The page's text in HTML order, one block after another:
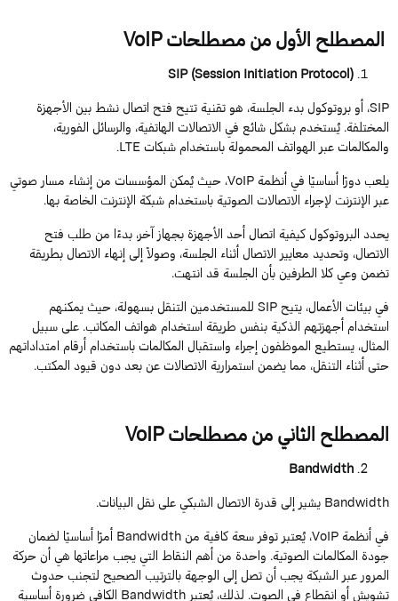
المصطلحالأولمنمصطلحاتVoIP
SIP (Session Initiation Protocol)
SIP، أو بروتوكول بدء الجلسة، هو تقنية تتيح فتح اتصال نشط بين الأجهزة
المختلفة. يُستخدم بشكل شائع في الاتصالات الهاتفية، والرسائل الفورية،
والمكالمات عبر الهواتف المحمولة باستخدام شبكاتLTE
.
يلعب دورًا أساسيًا في أنظمةVoIP، حيث يُمكن المؤسسات من إنشاء مسار صوتي
عبر الإنترنت لإجراء الاتصالات الصوتية باستخدام شبكة الإنترنت الخاصة بها.
يحدد البروتوكول كيفية اتصال أحد الأجهزة بجهاز آخر، بدءًا من طلب فتح
الاتصال، وتحديد معايير الاتصال أثناء الجلسة، وصولاً إلى إنهاء الاتصال بطريقة
تضمن وعي كلا الطرفين بأن الجلسة قد انتهت.
في بيئات الأعمال، يتيحSIPللمستخدمين التنقل بسهولة، حيث يمكنهم
استخدام أجهزتهم الذكية بنفس طريقة استخدام هواتف المكاتب. على سبيل
المثال، يستطيع الموظفون إجراء واستقبال المكالمات باستخدام أرقام امتداداتهم
حتى أثناء التنقل، مما يضمن استمرارية الاتصالاتعن بعددون قيود المكتب.
المصطلحالثانيمنمصطلحاتVoIP
Bandwidth
Bandwidthيشير إلى قدرة الاتصال الشبكي على نقل البيانات.
في أنظمةVoIP، يُعتبر توفر سعة كافية منBandwidthأمرًا أساسيًا لضمان
جودة المكالمات الصوتية. واحدة من أهم النقاط التي يجب مراعاتها هي أن حركة
المرور عبر الشبكة يجب أن تصل إلى الوجهة بالترتيبالصحيح لتجنب حدوث
تشويش أو انقطاع في الصوت. لذلك، يُعتبرBandwidth الكافي ضرورة أساسية